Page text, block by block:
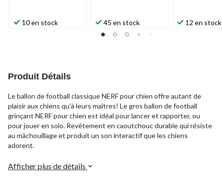
10 en stock 45 en stock 12 en stock
Produit Détails
Le ballon de football classique NERF pour chien offre autant de
plaisir aux chiens qu'à leurs maîtres! Le gros ballon de football
grinçant NERF pour chien est idéal pour lancer et rapporter, ou
pour jouer en solo. Revêtement en caoutchouc durable qui résiste
au mâchouillage et produit un son interactif que les chiens
adorent.
Afficher plus de détails